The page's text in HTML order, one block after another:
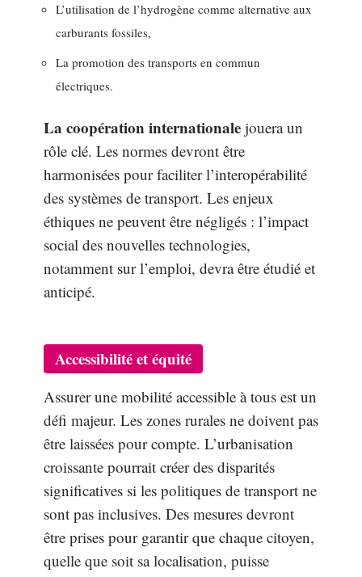
L’utilisation de l’hydrogène comme alternative aux
carburants fossiles,
La promotion des transports en commun
électriques.
La coopération internationale jouera un
rôle clé. Les normes devront être
harmonisées pour faciliter l’interopérabilité
des systèmes de transport. Les enjeux
éthiques ne peuvent être négligés : l’impact
social des nouvelles technologies,
notamment sur l’emploi, devra être étudié et
anticipé.
Accessibilité et équité
Assurer une mobilité accessible à tous est un
défi majeur. Les zones rurales ne doivent pas
être laissées pour compte. L’urbanisation
croissante pourrait créer des disparités
significatives si les politiques de transport ne
sont pas inclusives. Des mesures devront
être prises pour garantir que chaque citoyen,
quelle que soit sa localisation, puisse